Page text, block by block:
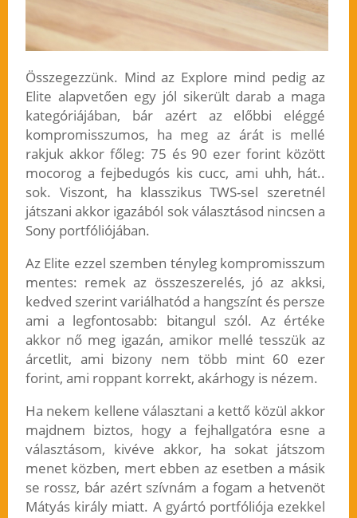
Összegezzünk. Mind az Explore mind pedig az
Elite alapvetően egy jól sikerült darab a maga
kategóriájában, bár azért az előbbi eléggé
kompromisszumos, ha meg az árát is mellé
rakjuk akkor főleg: 75 és 90 ezer forint között
mocorog a fejbedugós kis cucc, ami uhh, hát..
sok. Viszont, ha klasszikus TWS-sel szeretnél
játszani akkor igazából sok választásod nincsen a
Sony portfóliójában.
Az Elite ezzel szemben tényleg kompromisszum
mentes: remek az összeszerelés, jó az akksi,
kedved szerint variálhatód a hangszínt és persze
ami a legfontosabb: bitangul szól. Az értéke
akkor nő meg igazán, amikor mellé tesszük az
árcetlit, ami bizony nem több mint 60 ezer
forint, ami roppant korrekt, akárhogy is nézem.
Ha nekem kellene választani a kettő közül akkor
majdnem biztos, hogy a fejhallgatóra esne a
választásom, kivéve akkor, ha sokat játszom
menet közben, mert ebben az esetben a másik
se rossz, bár azért szívnám a fogam a hetvenöt
Mátyás király miatt. A gyártó portfóliója ezekkel